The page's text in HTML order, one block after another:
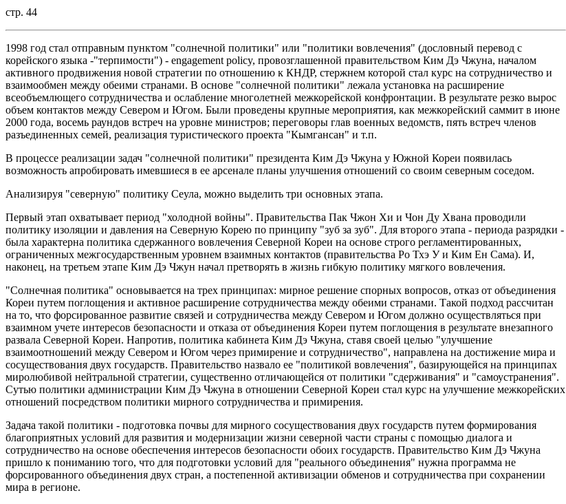
стр. 44
1998 год стал отправным пунктом "солнечной политики" или "политики вовлечения" (дословный перевод с
корейского языка -"терпимости") - engagement policy, провозглашенной правительством Ким Дэ Чжуна, началом
активного продвижения новой стратегии по отношению к КНДР, стержнем которой стал курс на сотрудничество и
взаимообмен между обеими странами. В основе "солнечной политики" лежала установка на расширение
всеобъемлющего сотрудничества и ослабление многолетней межкорейской конфронтации. В результате резко вырос
объем контактов между Севером и Югом. Были проведены крупные мероприятия, как межкорейский саммит в июне
2000 года, восемь раундов встреч на уровне министров; переговоры глав военных ведомств, пять встреч членов
разъединенных семей, реализация туристического проекта "Кымгансан" и т.п.
В процессе реализации задач "солнечной политики" президента Ким Дэ Чжуна у Южной Кореи появилась
возможность апробировать имевшиеся в ее арсенале планы улучшения отношений со своим северным соседом.
Анализируя "северную" политику Сеула, можно выделить три основных этапа.
Первый этап охватывает период "холодной войны". Правительства Пак Чжон Хи и Чон Ду Хвана проводили
политику изоляции и давления на Северную Корею по принципу "зуб за зуб". Для второго этапа - периода разрядки -
была характерна политика сдержанного вовлечения Северной Кореи на основе строго регламентированных,
ограниченных межгосударственным уровнем взаимных контактов (правительства Ро Тхэ У и Ким Ен Сама). И,
наконец, на третьем этапе Ким Дэ Чжун начал претворять в жизнь гибкую политику мягкого вовлечения.
"Солнечная политика" основывается на трех принципах: мирное решение спорных вопросов, отказ от объединения
Кореи путем поглощения и активное расширение сотрудничества между обеими странами. Такой подход рассчитан
на то, что форсированное развитие связей и сотрудничества между Севером и Югом должно осуществляться при
взаимном учете интересов безопасности и отказа от объединения Кореи путем поглощения в результате внезапного
развала Северной Кореи. Напротив, политика кабинета Ким Дэ Чжуна, ставя своей целью "улучшение
взаимоотношений между Севером и Югом через примирение и сотрудничество", направлена на достижение мира и
сосуществования двух государств. Правительство назвало ее "политикой вовлечения", базирующейся на принципах
миролюбивой нейтральной стратегии, существенно отличающейся от политики "сдерживания" и "самоустранения".
Сутью политики администрации Ким Дэ Чжуна в отношении Северной Кореи стал курс на улучшение межкорейских
отношений посредством политики мирного сотрудничества и примирения.
Задача такой политики - подготовка почвы для мирного сосуществования двух государств путем формирования
благоприятных условий для развития и модернизации жизни северной части страны с помощью диалога и
сотрудничество на основе обеспечения интересов безопасности обоих государств. Правительство Ким Дэ Чжуна
пришло к пониманию того, что для подготовки условий для "реального объединения" нужна программа не
форсированного объединения двух стран, а постепенной активизации обменов и сотрудничества при сохранении
мира в регионе.